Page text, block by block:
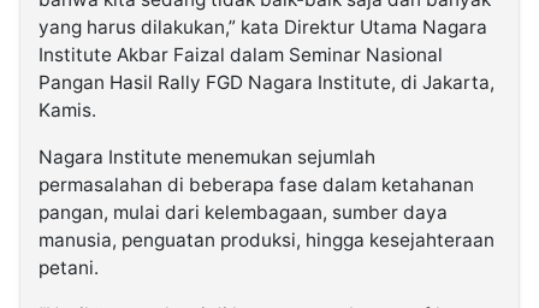
yang harus dilakukan,” kata Direktur Utama Nagara
Institute Akbar Faizal dalam Seminar Nasional
Pangan Hasil Rally FGD Nagara Institute, di Jakarta,
Kamis.
Nagara Institute menemukan sejumlah
permasalahan di beberapa fase dalam ketahanan
pangan, mulai dari kelembagaan, sumber daya
manusia, penguatan produksi, hingga kesejahteraan
petani.